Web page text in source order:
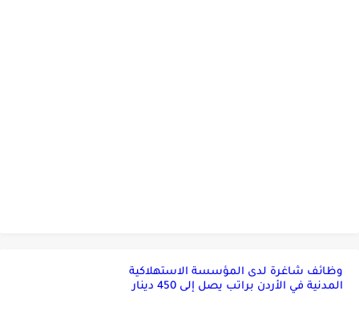
وظائف شاغرة لدى المؤسسة الاستهلاكية
المدنية في الأردن براتب يصل إلى 450 دينار